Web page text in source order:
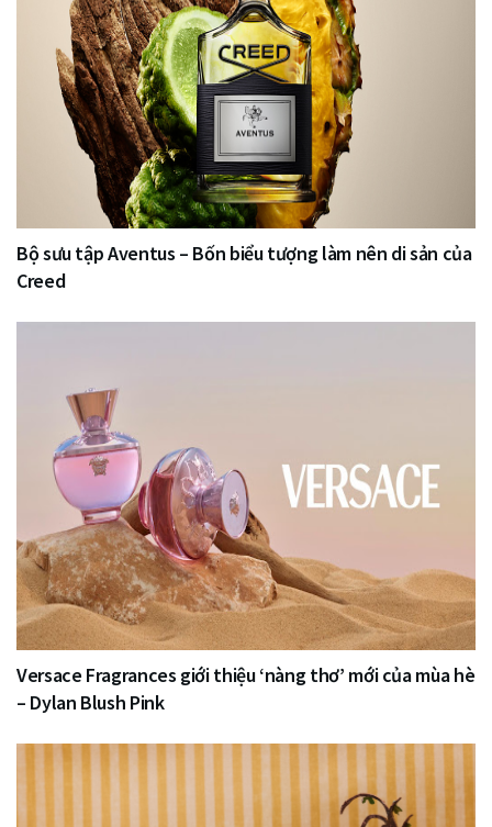
Bộ sưu tập Aventus – Bốn biểu tượng làm nên di sản của
Creed
Versace Fragrances giới thiệu ‘nàng thơ’ mới của mùa hè
– Dylan Blush Pink